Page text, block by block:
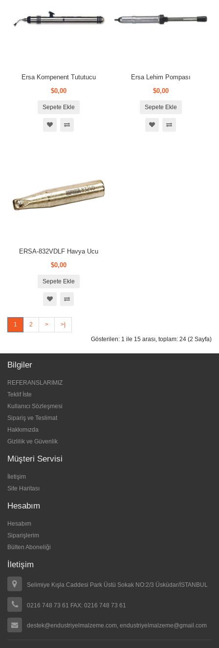
Ersa Kompenent Tututucu
$0,00
Sepete Ekle
Ersa Lehim Pompası
$0,00
Sepete Ekle
ERSA-832VDLF Havya Ucu
$0,00
Sepete Ekle
1 2 > >|
Gösterilen: 1 ile 15 arası, toplam: 24 (2 Sayfa)
Bilgiler
REFERANSLARIMIZ
Teklif İste
Kullanıcı Sözleşmesi
Sipariş ve Teslimat
Hakkımızda
Gizlilik ve Güvenlik
Müşteri Servisi
İletişim
Site Haritası
Hesabım
Hesabım
Siparişlerim
Bülten Aboneliği
İletişim
Selimiye Kışla Caddesi Park Üstü Sokak NO:2/3 Üsküdar/İSTANBUL
0216 748 73 61 FAX: 0216 748 73 61
destek@endustriyelmalzeme.com, endustriyelmalzeme@gmail.com